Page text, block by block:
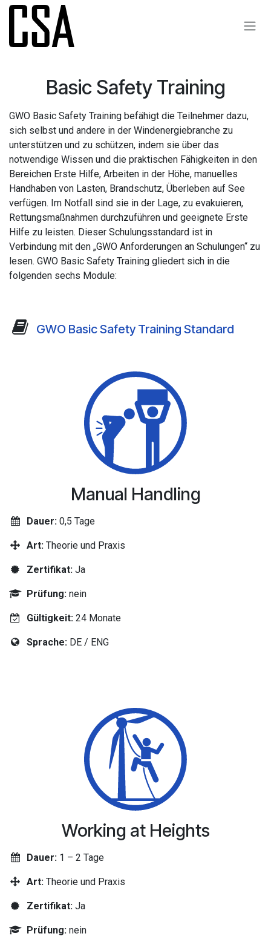
Zum Inhalt springen
​Basic Safety Training
GWO Basic Safety Training befähigt die Teilnehmer dazu,
sich selbst und andere in der Windenergiebranche zu
unterstützen und zu schützen, indem sie über das
notwendige Wissen und die praktischen Fähigkeiten in den
Bereichen Erste Hilfe, Arbeiten in der Höhe, manuelles
Handhaben von Lasten, Brandschutz, Überleben auf See
verfügen. Im Notfall sind sie in der Lage, zu evakuieren,
Rettungsmaßnahmen durchzuführen und geeignete Erste
Hilfe zu leisten. Dieser Schulungsstandard ist in
Verbindung mit den „GWO Anforderungen an Schulungen“ zu
lesen. GWO Basic Safety Training gliedert sich in die
folgenden sechs Module:
GWO Basic Safety Training Standard
Manual Handling
Dauer: 0,5 Tage
Art: Theorie und Praxis
Zertifikat: Ja
Prüfung: nein
Gültigkeit:24 Monate
Sprache:DE / ENG
Working at Heights
Dauer: 1 – 2 Tage
Art: Theorie und Praxis
Zertifikat: Ja
Prüfung: nein